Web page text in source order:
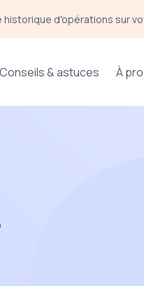
d'opérations sur
Conseils & astuces À